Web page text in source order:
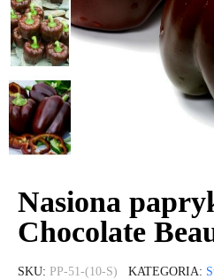
Nasiona
Chocolate
SKU PP-51-(10-S) KATEGORIA